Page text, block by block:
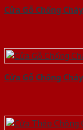
Cửa Gỗ Chống
Cửa Gỗ Chống